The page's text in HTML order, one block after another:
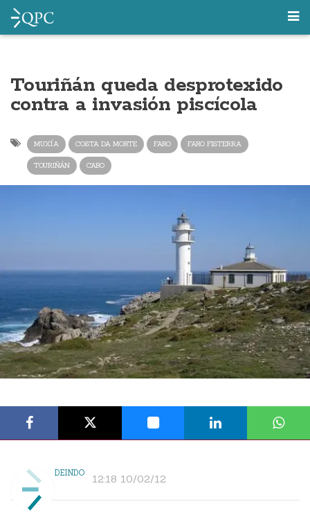
Touriñán queda desprotexido
contra a invasión piscícola
MUXÍA COSTA DA MORTE FARO FARO FISTERRA
TOURIÑÁN CABO
DEINDO 12:18 10/02/12